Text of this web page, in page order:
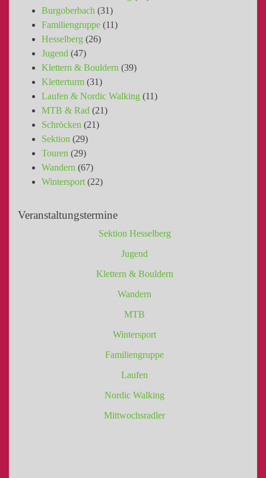
Burgoberbach (31)
Familiengruppe (11)
Hesselberg (26)
Jugend (47)
Klettern & Bouldern (39)
Kletterturm (31)
Laufen & Nordic Walking (11)
MTB & Rad (21)
Schröcken (21)
Sektion (29)
Touren (29)
Wandern (67)
Wintersport (22)
Veranstaltungstermine
Sektion Hesselberg
Jugend
Klettern & Bouldern
Wandern
MTB
Wintersport
Familiengruppe
Laufen
Nordic Walking
Mittwochsradler